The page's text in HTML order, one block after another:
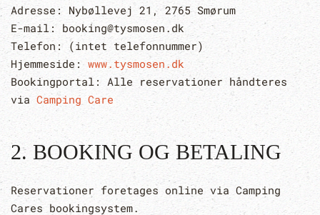
Adresse: Nybøllevej 21, 2765 Smørum
E-mail: booking@tysmosen.dk
Telefon: (intet telefonnummer)
Hjemmeside: www.tysmosen.dk
Bookingportal: Alle reservationer håndteres
via Camping Care
2. BOOKING OG BETALING
Reservationer foretages online via Camping
Cares bookingsystem.